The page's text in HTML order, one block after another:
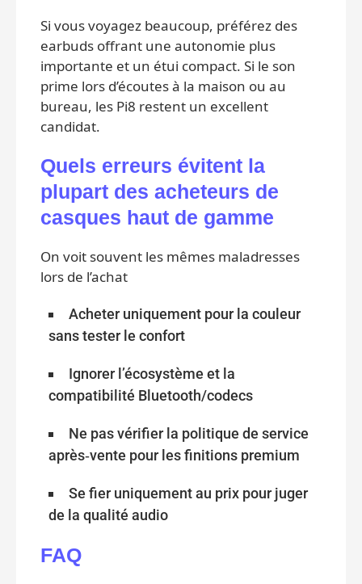
Si vous voyagez beaucoup, préférez des
earbuds offrant une autonomie plus
importante et un étui compact. Si le son
prime lors d’écoutes à la maison ou au
bureau, les Pi8 restent un excellent
candidat.
Quels erreurs évitent la
plupart des acheteurs de
casques haut de gamme
On voit souvent les mêmes maladresses
lors de l’achat
Acheter uniquement pour la couleur
sans tester le confort
Ignorer l’écosystème et la
compatibilité Bluetooth/codecs
Ne pas vérifier la politique de service
après‑vente pour les finitions premium
Se fier uniquement au prix pour juger
de la qualité audio
FAQ